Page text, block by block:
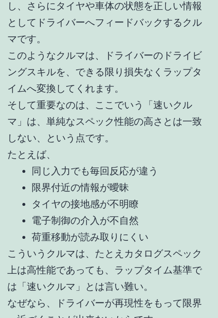
し、さらにタイヤや車体の状態を正しい情報
としてドライバーへフィードバックするクル
マです。
このようなクルマは、ドライバーのドライビ
ングスキルを、できる限り損失なくラップタ
イムへ変換してくれます。
そして重要なのは、ここでいう「速いクル
マ」は、単純なスペック性能の高さとは一致
しない、という点です。
たとえば、
同じ入力でも毎回反応が違う
限界付近の情報が曖昧
タイヤの接地感が不明瞭
電子制御の介入が不自然
荷重移動が読み取りにくい
こういうクルマは、たとえカタログスペック
上は高性能であっても、ラップタイム基準で
は「速いクルマ」とは言い難い。
なぜなら、ドライバーが再現性をもって限界